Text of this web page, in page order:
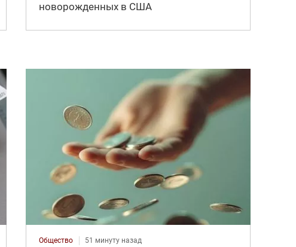
новорожденных в США
Общество 51 минуту назад